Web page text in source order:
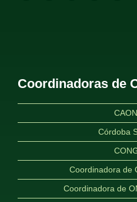
Coordinadoras de
Córdoba
Coordinadora de
Coordinadora de